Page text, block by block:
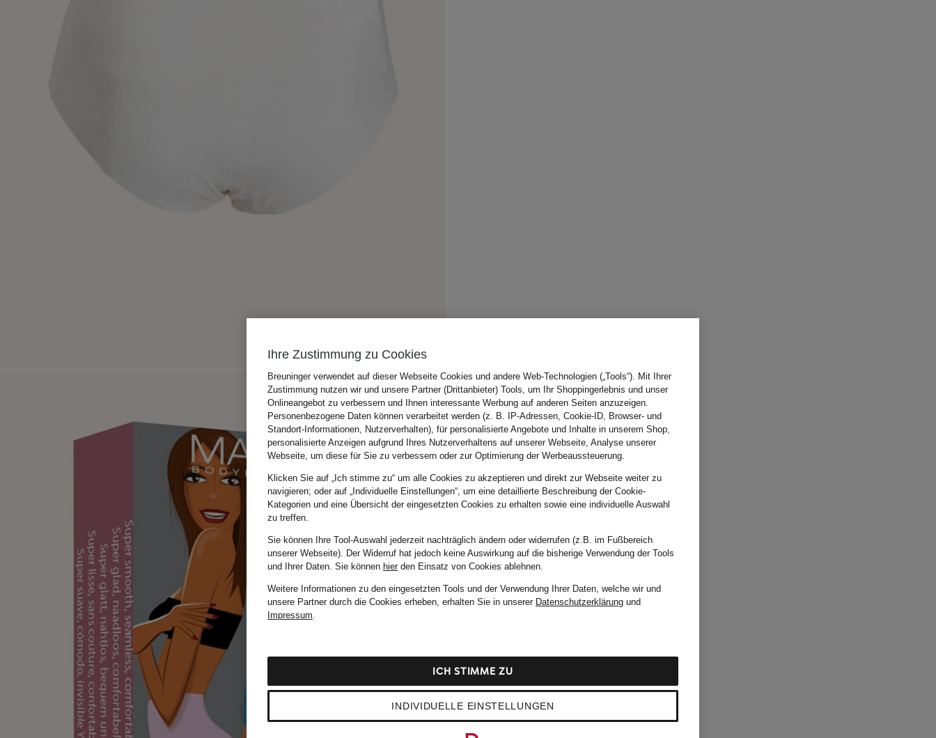
Ihre Zustimmung zu Cookies
Breuninger verwendet auf dieser Webseite Cookies und andere Web-Technologien („Tools“). Mit Ihrer
Zustimmung nutzen wir und unsere Partner (Drittanbieter) Tools, um Ihr Shoppingerlebnis und unser
Onlineangebot zu verbessern und Ihnen interessante Werbung auf anderen Seiten anzuzeigen.
Personenbezogene Daten können verarbeitet werden (z. B. IP-Adressen, Cookie-ID, Browser- und
Standort-Informationen, Nutzerverhalten), für personalisierte Angebote und Inhalte in unserem Shop,
personalisierte Anzeigen aufgrund Ihres Nutzerverhaltens auf unserer Webseite, Analyse unserer
Webseite, um diese für Sie zu verbessern oder zur Optimierung der Werbeaussteuerung.
Klicken Sie auf „Ich stimme zu“ um alle Cookies zu akzeptieren und direkt zur Webseite weiter zu
navigieren; oder auf „Individuelle Einstellungen“, um eine detaillierte Beschreibung der Cookie-
Kategorien und eine Übersicht der eingesetzten Cookies zu erhalten sowie eine individuelle Auswahl
zu treffen.
Sie können Ihre Tool-Auswahl jederzeit nachträglich ändern oder widerrufen (z.B. im Fußbereich
unserer Webseite). Der Widerruf hat jedoch keine Auswirkung auf die bisherige Verwendung der Tools
und Ihrer Daten. Sie können hierden Einsatz von Cookies ablehnen.
Weitere Informationen zu den eingesetzten Tools und der Verwendung Ihrer Daten, welche wir und
unsere Partner durch die Cookies erheben, erhalten Sie in unserer Datenschutzerklärung und
Impressum.
INDIVIDUELLE EINSTELLUNGEN
ICH STIMME ZU